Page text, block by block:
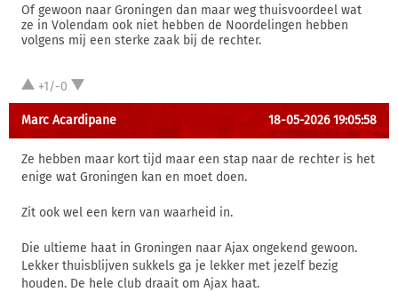
Of gewoon naar Groningen dan maar weg thuisvoordeel wat
ze in Volendam ook niet hebben de Noordelingen hebben
volgens mij een sterke zaak bij de rechter.
+1/-0
Marc Acardipane 18-05-2026 19:05:58
Ze hebben maar kort tijd maar een stap naar de rechter is het
enige wat Groningen kan en moet doen.
Zit ook wel een kern van waarheid in.
Die ultieme haat in Groningen naar Ajax ongekend gewoon.
Lekker thuisblijven sukkels ga je lekker met jezelf bezig
houden. De hele club draait om Ajax haat.